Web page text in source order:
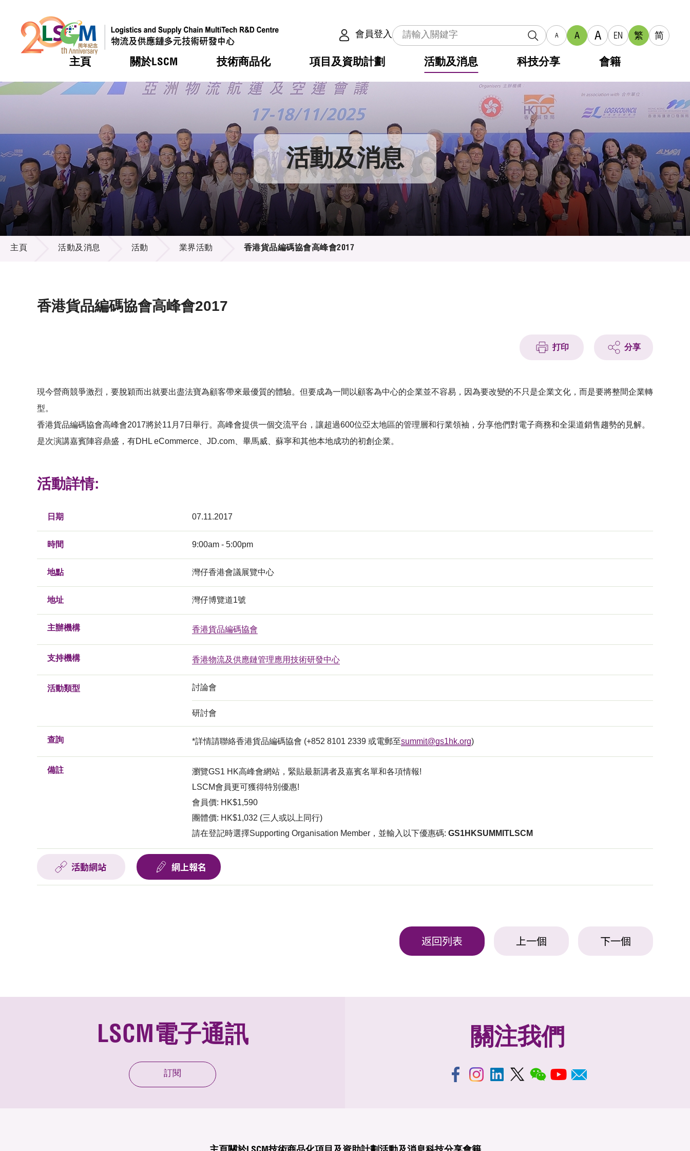
會員登入 A A A EN 繁 简
主頁 關於LSCM
熱門 機構簡介
組織架構
組織架構
董事局
研究顧問
招標通告
技術商品化
熱門 服務
可獲授權之技術
應用於公共服務之創新技術
重點項目
項目及資助計劃
熱門 合作計劃
資助計劃
資助計劃
稅務優惠
申請
評審
徵求研發項目計劃書
項目資料庫
活動及消息
熱門 活動
獎項
新聞中心
媒體報導
新聞稿
資訊中心
多媒體
出版刊物
科技分享 會籍
熱門 會籍及服務
會員列表
會員登入 活動及消息
活動及消息
主頁 活動及消息 活動 業界活動 香港貨品編碼協會高峰會2017
香港貨品編碼協會高峰會2017
打印 分享
現今營商競爭激烈，要脫穎而出就要出盡法寶為顧客帶來最優質的體驗。但要成為一間以顧客為中心的企業並不容易，因為要改變的不只是企業文化，而是要將整間企業轉
型。
香港貨品編碼協會高峰會2017將於11月7日舉行。高峰會提供一個交流平台，讓超過600位亞太地區的管理層和行業領袖，分享他們對電子商務和全渠道銷售趨勢的見解。
是次演講嘉賓陣容鼎盛，有DHL eCommerce、JD.com、畢馬威、蘇寧和其他本地成功的初創企業。
活動詳情:
日期 07.11.2017
時間 9:00am - 5:00pm
地點 灣仔香港會議展覽中心
地址 灣仔博覽道1號
主辦機構 香港貨品編碼協會
支持機構 香港物流及供應鏈管理應用技術研發中心
活動類型 討論會
研討會
查詢 *詳情請聯絡香港貨品編碼協會 (+852 8101 2339 或電郵至summit@gs1hk.org)
備註
瀏覽GS1 HK高峰會網站，緊貼最新講者及嘉賓名單和各項情報!
LSCM會員更可獲得特別優惠!
會員價: HK$1,590
團體價: HK$1,032 (三人或以上同行)
請在登記時選擇Supporting Organisation Member，並輸入以下優惠碼: GS1HKSUMMITLSCM
活動網站 網上報名
返回列表 上一個 下一個
LSCM電子通訊
訂閱
關注我們